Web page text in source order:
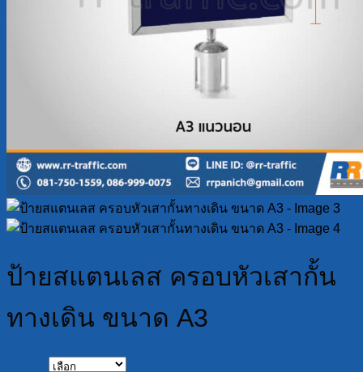
ป้ายสแตนเลส ครอบหัวเสากั้น
ทางเดิน ขนาด A3